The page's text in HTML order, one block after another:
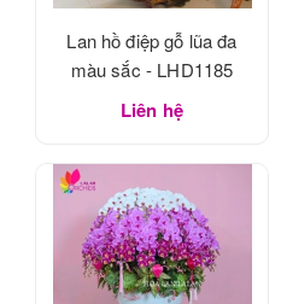
Lan hồ điệp gỗ lũa đa
màu sắc - LHD1185
Liên hệ